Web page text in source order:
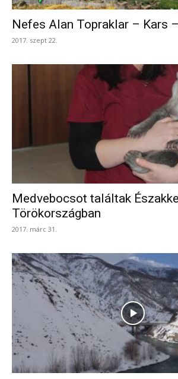
Nefes Alan Topraklar – Kars
2017. szept 22.
Medvebocsot találtak
Törökországban
2017. márc 31.